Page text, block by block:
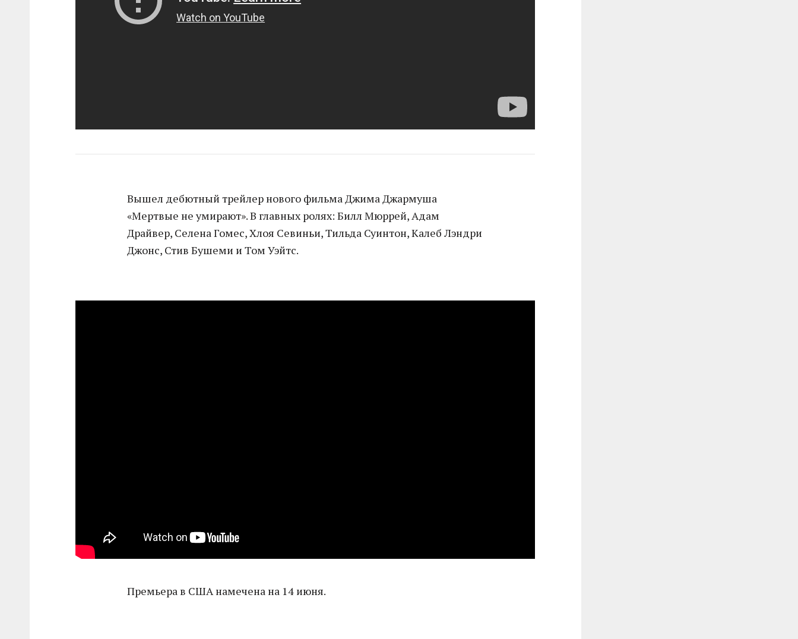
Вышел дебютный трейлер нового фильма Джима Джармуша
«Мертвые не умирают». В главных ролях: Билл Мюррей, Адам
Драйвер, Селена Гомес, Хлоя Севиньи, Тильда Суинтон, Калеб Лэндри
Джонс, Стив Бушеми и Том Уэйтс.
Премьера в США намечена на 14 июня.